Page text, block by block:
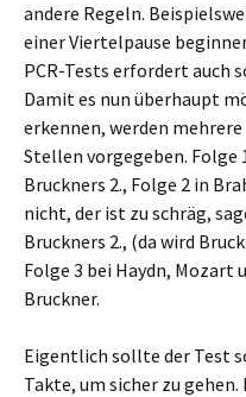
andere Regeln.
einer Viertelpause
PCR-Tests erfordert auch
Damit es nun überhaupt
erkennen, werden
Stellen vorgegeben. Folge
Bruckners 2., Folge 2 in
nicht, der ist zu schräg,
Bruckners 2., (da wird
Folge 3 bei Haydn, Mozart
Bruckner.
Eigentlich sollte der Test
Takte, um sicher zu